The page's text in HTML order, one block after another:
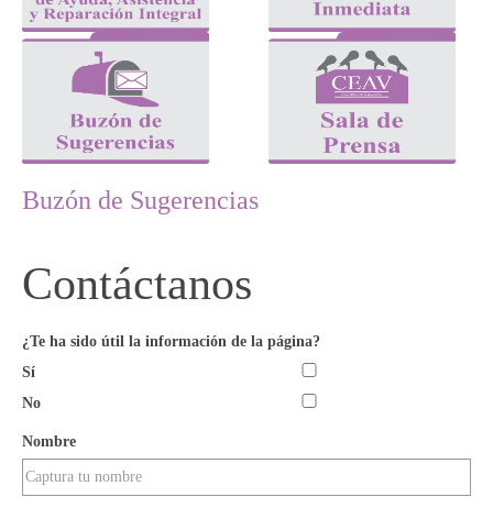
Buzón de Sugerencias
Contáctanos
¿Te ha sido útil la información de la página?
Sí
No
Nombre